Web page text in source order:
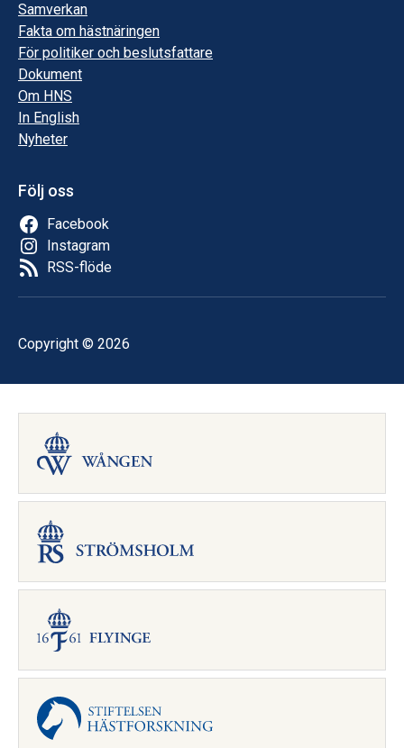
Samverkan
Fakta om hästnäringen
För politiker och beslutsfattare
Dokument
Om HNS
In English
Nyheter
Följ oss
Facebook
Instagram
RSS-flöde
Copyright © 2026